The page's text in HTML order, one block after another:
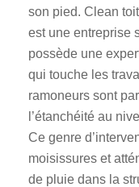
son pied. Clean
est une entreprise
possède une
qui touche les
ramoneurs sont
l’étanchéité au
Ce genre
moisissures et
de pluie dans la